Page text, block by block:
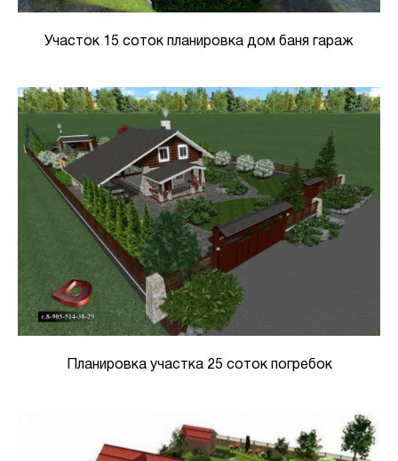
Участок 15 соток планировка дом баня гараж
Планировка участка 25 соток погребок